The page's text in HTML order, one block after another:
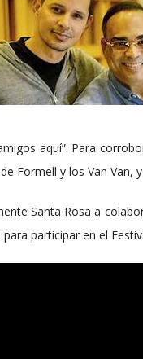
aquí”. Para
Formell y los Van Van,
Santa Rosa a
participar en el